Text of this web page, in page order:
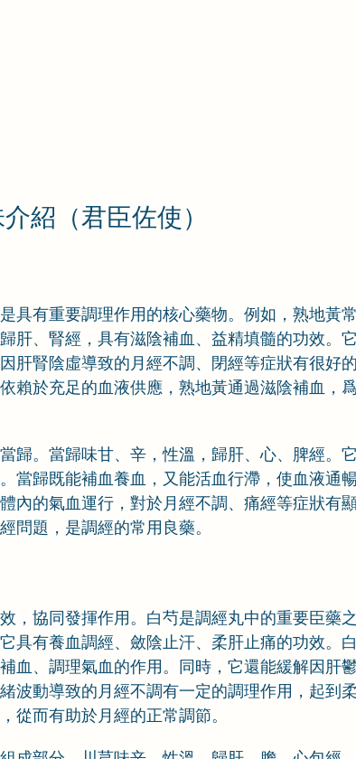
紹（君臣佐使）
具有重要調理作用的核心藥物。例如，熟地黃
肝、腎經，具有滋陰補血、益精填髓的功效。
肝腎陰虛導致的月經不調、閉經等症狀有很好
賴於充足的血液供應，熟地黃通過滋陰補血，
歸。當歸味甘、辛，性溫，歸肝、心、脾經。
當歸既能補血養血，又能活血行滯，使血液通
內的氣血運行，對於月經不調、痛經等症狀有
問題，是調經的常用良藥。
，協同發揮作用。白芍是調經丸中的重要臣藥
具有養血調經、斂陰止汗、柔肝止痛的功效。
血、調理氣血的作用。同時，它還能緩解因肝
波動導致的月經不調有一定的調理作用，起到
從而有助於月經的正常調節。